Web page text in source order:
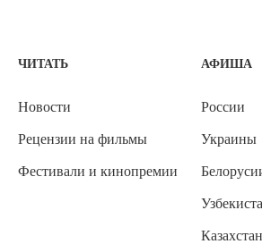
ЧИТАТЬ
Новости
Рецензии на фильмы
Фестивали и кинопремии
АФИША
России
Украины